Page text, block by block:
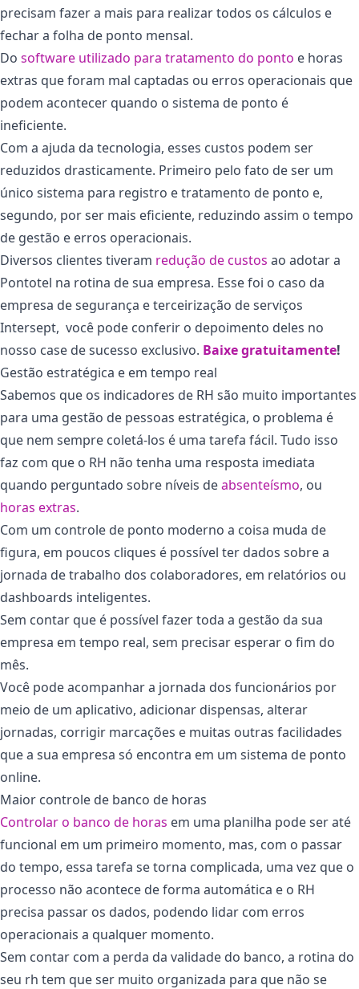
precisam fazer a mais para realizar todos os cálculos e
fechar a folha de ponto mensal.
Do software utilizado para tratamento do ponto e horas
extras que foram mal captadas ou erros operacionais que
podem acontecer quando o sistema de ponto é
ineficiente.
Com a ajuda da tecnologia, esses custos podem ser
reduzidos drasticamente. Primeiro pelo fato de ser um
único sistema para registro e tratamento de ponto e,
segundo, por ser mais eficiente, reduzindo assim o tempo
de gestão e erros operacionais.
Diversos clientes tiveram redução de custos ao adotar a
Pontotel na rotina de sua empresa. Esse foi o caso da
empresa de segurança e terceirização de serviços
Intersept, você pode conferir o depoimento deles no
nosso case de sucesso exclusivo. Baixe gratuitamente!
Gestão estratégica e em tempo real
Sabemos que os indicadores de RH são muito importantes
para uma gestão de pessoas estratégica, o problema é
que nem sempre coletá-los é uma tarefa fácil. Tudo isso
faz com que o RH não tenha uma resposta imediata
quando perguntado sobre níveis deabsenteísmo, ou
horas extras.
Com um controle de ponto moderno a coisa muda de
figura, em poucos cliques é possível ter dados sobre a
jornada de trabalho dos colaboradores, em relatórios ou
dashboards inteligentes.
Sem contar que é possível fazer toda a gestão da sua
empresa em tempo real, sem precisar esperar o fim do
mês.
Você pode acompanhar a jornada dos funcionários por
meio de um aplicativo, adicionar dispensas, alterar
jornadas, corrigir marcações e muitas outras facilidades
que a sua empresa só encontra em um sistema de ponto
online.
Maior controle de banco de horas
Controlar o banco de horas em uma planilha pode ser até
funcional em um primeiro momento, mas, com o passar
do tempo, essa tarefa se torna complicada, uma vez que o
processo não acontece de forma automática e o RH
precisa passar os dados, podendo lidar com erros
operacionais a qualquer momento.
Sem contar com a perda da validade do banco, a rotina do
seu rh tem que ser muito organizada para que não se